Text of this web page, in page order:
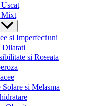
Mixt
Menu
Toggle
si Imperfectiuni
Dilatati
si Roseata
Solare si Melasma